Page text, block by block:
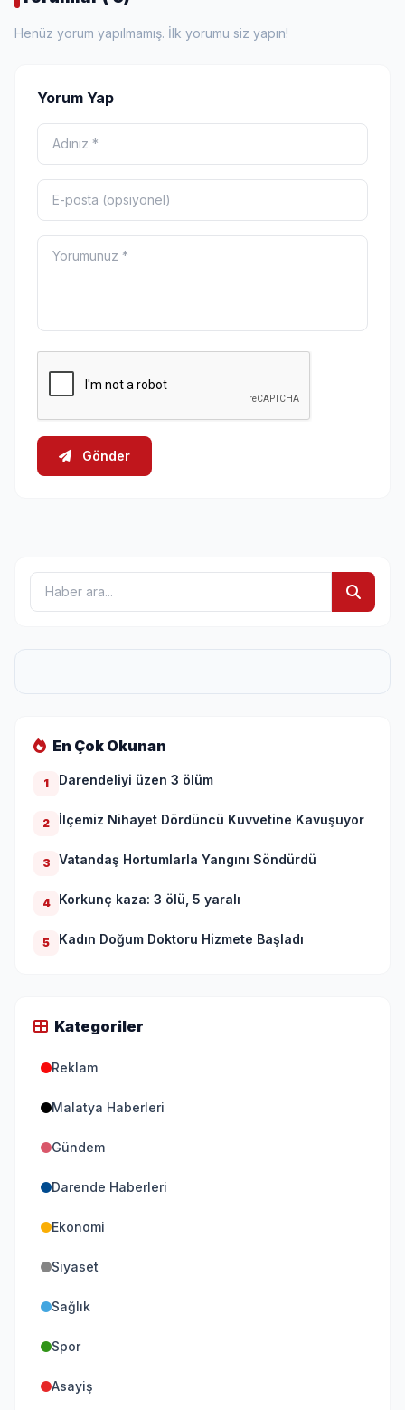
Henüz yorum yapılmamış. İlk yorumu siz yapın!
Yorum Yap
Gönder
En Çok Okunan
1 Darendeliyi üzen 3 ölüm
2 İlçemiz Nihayet Dördüncü Kuvvetine Kavuşuyor
3 Vatandaş Hortumlarla Yangını Söndürdü
4 Korkunç kaza: 3 ölü, 5 yaralı
5 Kadın Doğum Doktoru Hizmete Başladı
Kategoriler
Reklam
Malatya Haberleri
Gündem
Darende Haberleri
Ekonomi
Siyaset
Sağlık
Spor
Asayiş